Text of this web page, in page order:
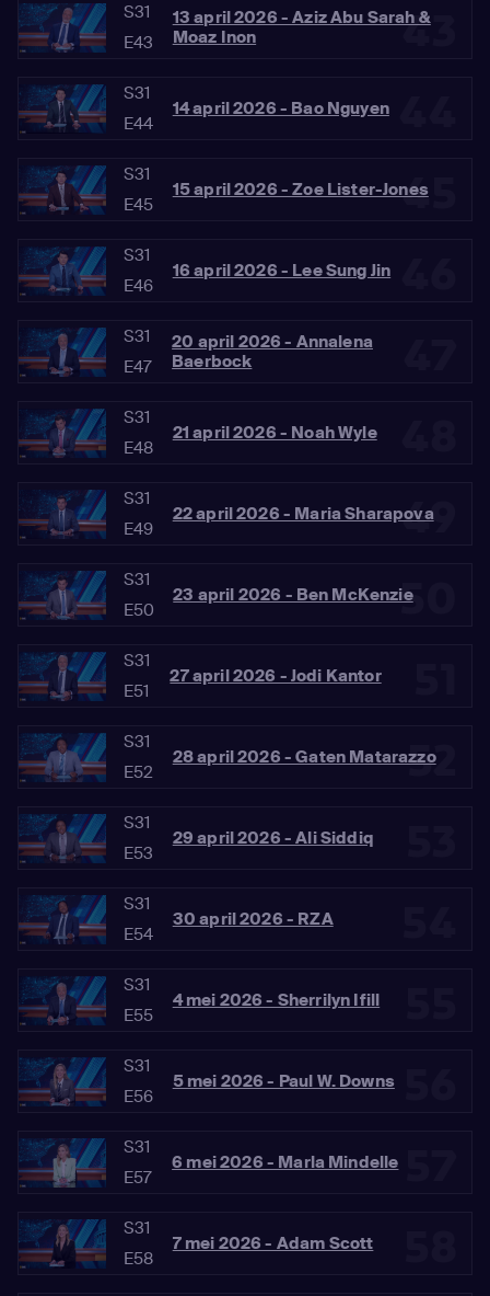
43
S31
E43
13 april 2026 - Aziz Abu Sarah &
Moaz Inon
S31
E44
14 april 2026 - Bao Nguyen
45
S31
E45
15 april 2026 - Zoe Lister-Jones
S31
E46
16 april 2026 - Lee Sung Jin
S31
E47
20 april 2026 - Annalena
Baerbock
S31
E48
21 april 2026 - Noah Wyle
49
S31
E49
22 april 2026 - Maria Sharapova
50
S31
E50
23 april 2026 - Ben McKenzie
S31
E51
27 april 2026 - Jodi Kantor
52
S31
E52
28 april 2026 - Gaten Matarazzo
S31
E53
29 april 2026 - Ali Siddiq
S31
E54
30 april 2026 - RZA
S31
E55
4 mei 2026 - Sherrilyn Ifill
S31
E56
5 mei 2026 - Paul W. Downs
S31
E57
6 mei 2026 - Marla Mindelle
S31
E58
7 mei 2026 - Adam Scott